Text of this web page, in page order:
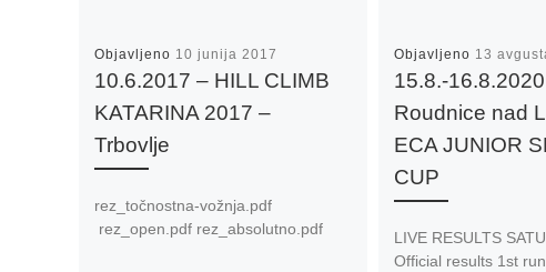
Objavljeno 10 junija 2017
10.6.2017 – HILL CLIMB
KATARINA 2017 –
Trbovlje
rez_točnostna-vožnja.pdf
rez_open.pdf rez_absolutno.pdf
Objavljeno 13
15.8.-
Roudnice nad
ECA JUNIOR
CUP
LIVE RESULTS
Official results 1st